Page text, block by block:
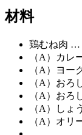
材料
鶏むね肉 …
（A）カレ
（A）ヨー
（A）おろ
（A）おろ
（A）しょ
（A）オリ